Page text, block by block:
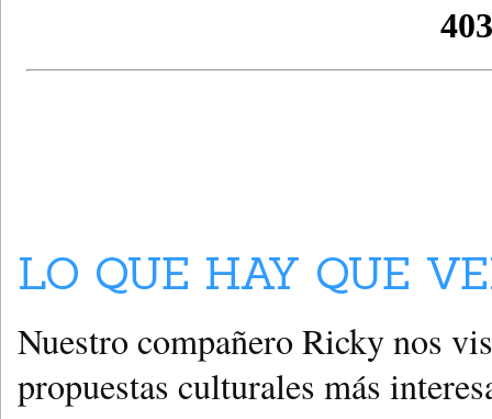
LO QUE HAY QUE
Nuestro compañero Ricky nos
propuestas culturales más